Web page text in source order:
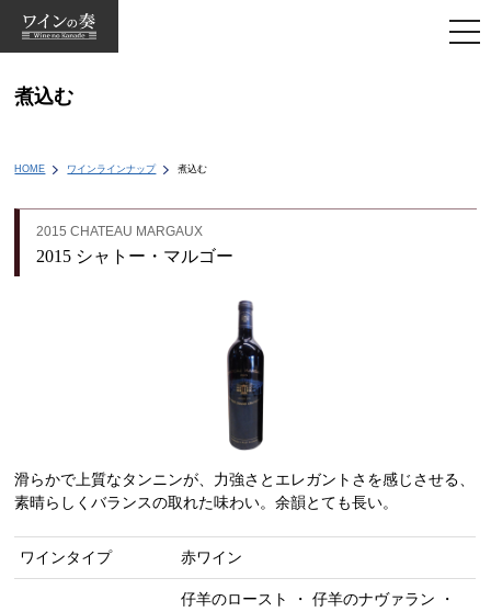
煮込む
HOME ワインラインナップ 煮込む
2015 CHATEAU MARGAUX
2015 シャトー・マルゴー
滑らかで上質なタンニンが、力強さとエレガントさを感じさせる、
素晴らしくバランスの取れた味わい。余韻とても長い。
ワインタイプ 赤ワイン
仔羊のロースト ・ 仔羊のナヴァラン ・